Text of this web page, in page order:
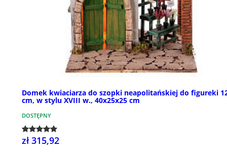
Domek kwiaciarza do szopki neapolitańskiej do figureki
cm, w stylu XVIII w., 40x25x25 cm
DOSTĘPNY
zł 315,92